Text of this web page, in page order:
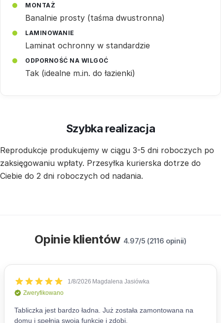
MONTAŻ
Banalnie prosty (taśma dwustronna)
LAMINOWANIE
Laminat ochronny w standardzie
ODPORNOŚĆ NA WILGOĆ
Tak (idealne m.in. do łazienki)
Szybka realizacja
Reprodukcje produkujemy w ciągu 3-5 dni roboczych po
zaksięgowaniu wpłaty. Przesyłka kurierska dotrze do
Ciebie do 2 dni roboczych od nadania.
Opinie klientów 4.97/5 (2116 opinii)